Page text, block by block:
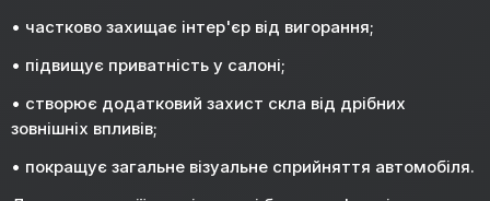
• частково захищає інтер'єр від вигорання;
• підвищує приватність у салоні;
• створює додатковий захист скла від дрібних
зовнішніх впливів;
• покращує загальне візуальне сприйняття автомобіля.